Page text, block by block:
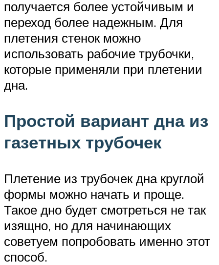
получается более устойчивым и
переход более надежным. Для
плетения стенок можно
использовать рабочие трубочки,
которые применяли при плетении
дна.
Простой вариант дна из
газетных трубочек
Плетение из трубочек дна круглой
формы можно начать и проще.
Такое дно будет смотреться не так
изящно, но для начинающих
советуем попробовать именно этот
способ.